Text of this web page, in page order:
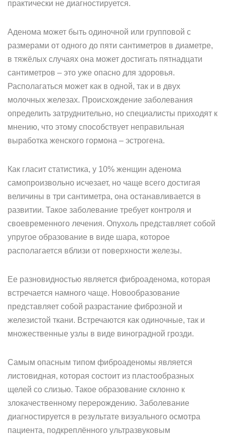
практически не диагностируется.
Аденома может быть одиночной или групповой с
размерами от одного до пяти сантиметров в диаметре,
в тяжёлых случаях она может достигать пятнадцати
сантиметров – это уже опасно для здоровья.
Располагаться может как в одной, так и в двух
молочных железах. Происхождение заболевания
определить затруднительно, но специалисты приходят к
мнению, что этому способствует неправильная
выработка женского гормона – эстрогена.
Как гласит статистика, у 10% женщин аденома
самопроизвольно исчезает, но чаще всего достигая
величины в три сантиметра, она останавливается в
развитии. Такое заболевание требует контроля и
своевременного лечения. Опухоль представляет собой
упругое образование в виде шара, которое
располагается вблизи от поверхности железы.
Ее разновидностью является фиброаденома, которая
встречается намного чаще. Новообразование
представляет собой разрастание фиброзной и
железистой ткани. Встречаются как одиночные, так и
множественные узлы в виде виноградной грозди.
Самым опасным типом фиброаденомы является
листовидная, которая состоит из пластообразных
щелей со слизью. Такое образование склонно к
злокачественному перерождению. Заболевание
диагностируется в результате визуального осмотра
пациента, подкреплённого ультразвуковым